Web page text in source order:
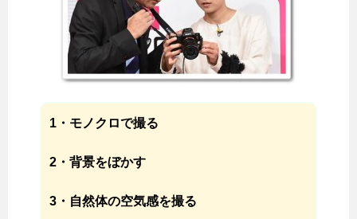
1・モノクロで撮る
2・背景をぼかす
3・自然体の空気感を撮る